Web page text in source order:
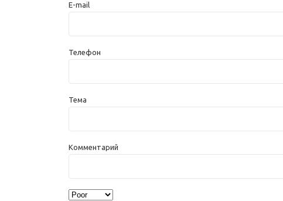
E-mail
Телефон
Тема
Комментарий